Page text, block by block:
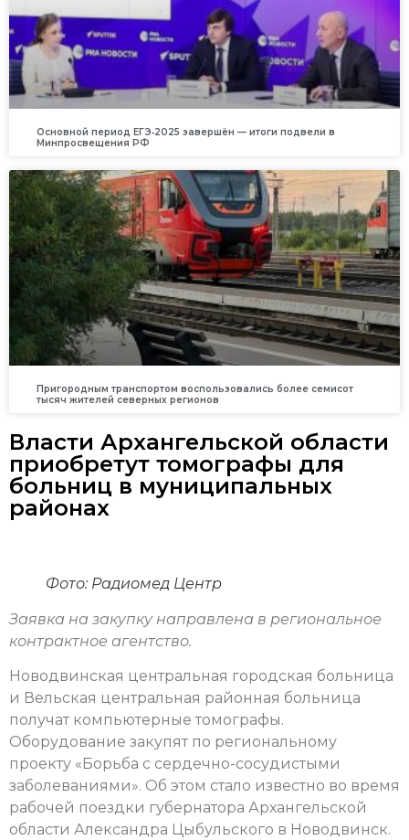
Основной период ЕГЭ‑2025 завершён — итоги подвели в
Минпросвещения РФ
Пригородным транспортом воспользовались более семисот
тысяч жителей северных регионов
Власти Архангельской области
приобретут томографы для
больниц в муниципальных
районах
Фото: Радиомед Центр
Заявка на закупку направлена в региональное
контрактное агентство.
Новодвинская центральная городская больница
и Вельская центральная районная больница
получат компьютерные томографы.
Оборудование закупят по региональному
проекту «Борьба с сердечно-сосудистыми
заболеваниями». Об этом стало известно во время
рабочей поездки губернатора Архангельской
области Александра Цыбульского в Новодвинск.